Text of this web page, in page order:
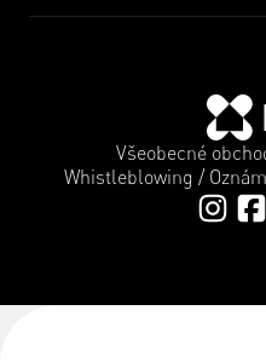
Všeobecné
Whistleblowing /